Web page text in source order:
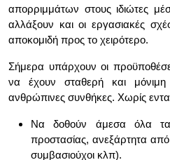
απορριμμάτων στους ιδιώτες
αλλάξουν και οι εργασιακές
αποκομιδή προς το χειρότερο.
Σήμερα υπάρχουν οι
να έχουν σταθερή και
ανθρώπινες συνθήκες. Χωρίς
Να δοθούν άμεσα όλα τα
προστασίας, ανεξάρτητα
συμβασιούχοι κλπ).